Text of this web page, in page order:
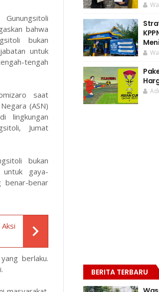
bahwa
bukan
untuk
tengah
saat
(ASN)
Jumat
bukan
gaya-
benar-benar
berlaku.
BERITA TERBARU